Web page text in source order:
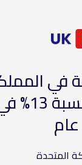
في
تشهد
المتحدة